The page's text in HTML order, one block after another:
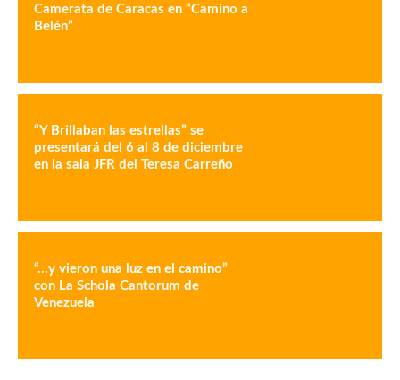
Camerata de Caracas en “Camino a
Belén”
“Y Brillaban las estrellas” se
presentará del 6 al 8 de diciembre
en la sala JFR del Teresa Carreño
“…y vieron una luz en el camino”
con La Schola Cantorum de
Venezuela